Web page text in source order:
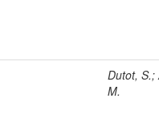
Dutot, S.;
M.